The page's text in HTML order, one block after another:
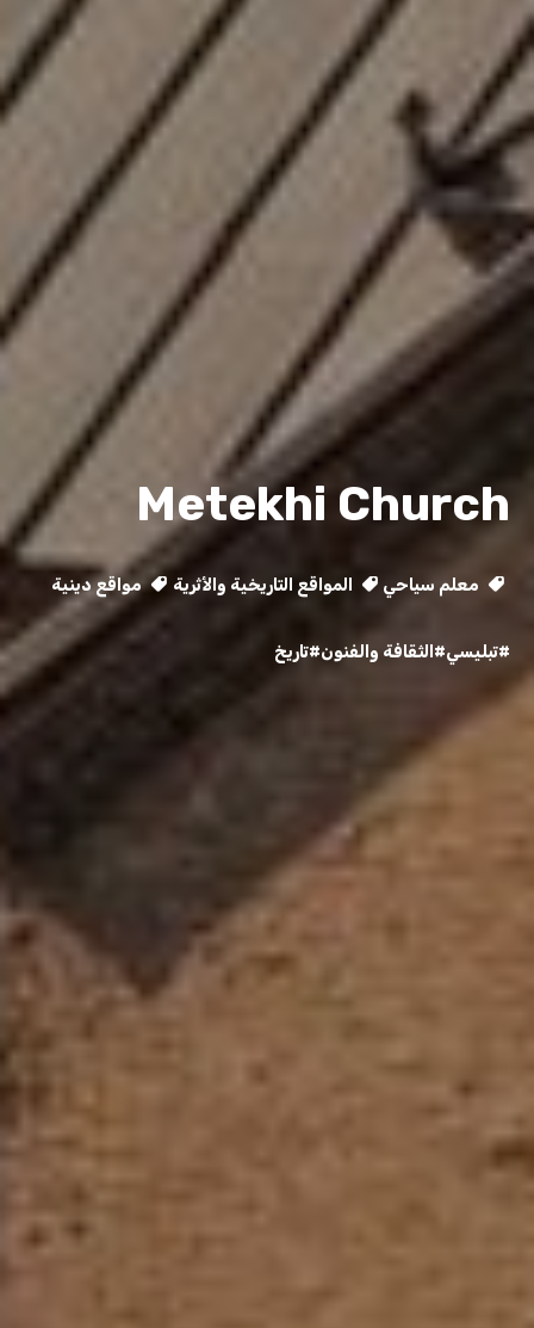
Metekhi Church
معلم سياحي المواقع التاريخية والأثرية مواقع دينية
#تبليسي#الثقافة والفنون#تاريخ